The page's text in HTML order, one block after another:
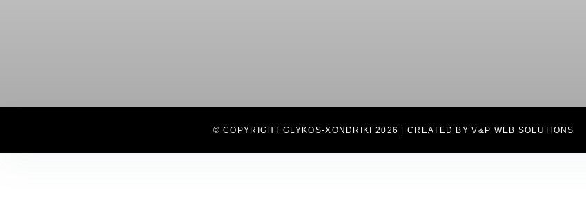
© COPYRIGHT GLYKOS-XONDRIKI 2026 | CREATED BY V&P WEB SOLUTIONS